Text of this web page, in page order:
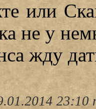
или
не у
жду
23:10